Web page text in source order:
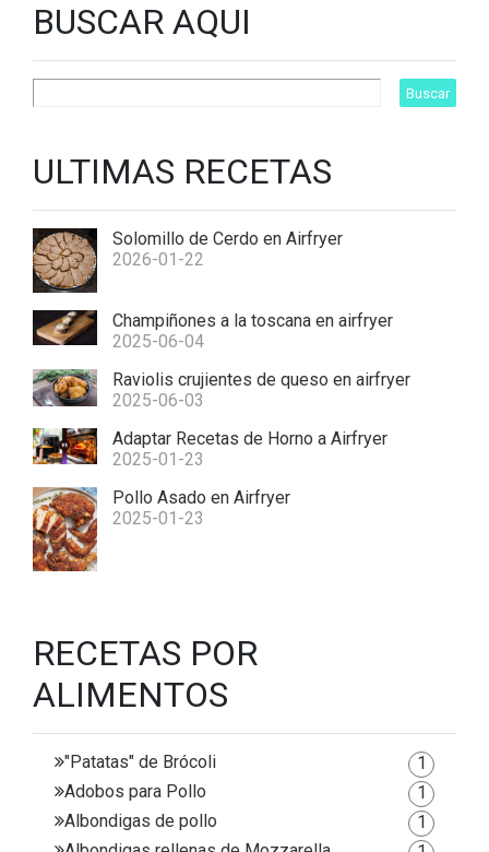
BUSCAR AQUI
ULTIMAS RECETAS
Solomillo de Cerdo en Airfryer
2026-01-22
Champiñones a la toscana en airfryer
2025-06-04
Raviolis crujientes de queso en airfryer
2025-06-03
Adaptar Recetas de Horno a Airfryer
2025-01-23
Pollo Asado en Airfryer
2025-01-23
RECETAS POR
ALIMENTOS
"Patatas" de Brócoli
1
Adobos para Pollo
1
Albondigas de pollo
1